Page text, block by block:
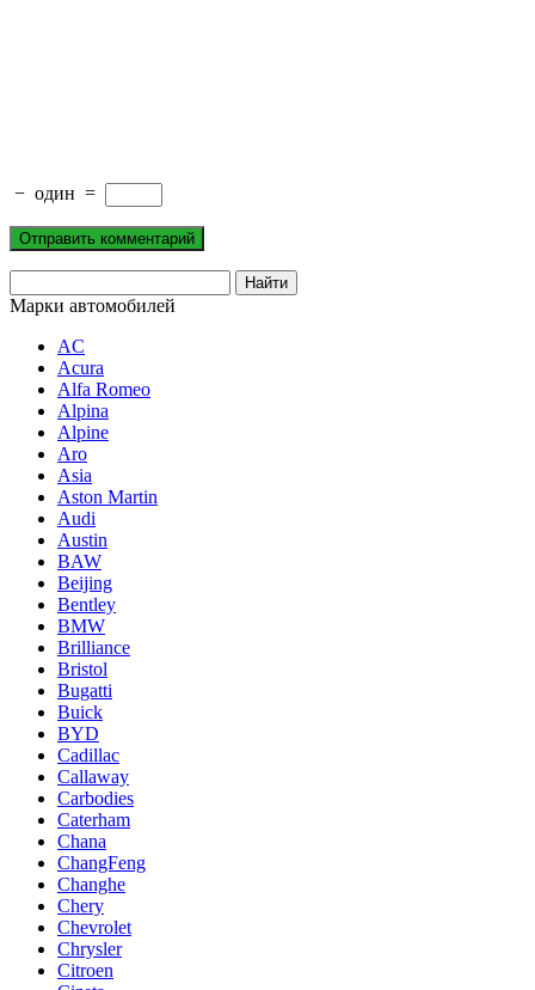
− один =
Марки автомобилей
AC
Acura
Alfa Romeo
Alpina
Alpine
Aro
Asia
Aston Martin
Audi
Austin
BAW
Beijing
Bentley
BMW
Brilliance
Bristol
Bugatti
Buick
BYD
Cadillac
Callaway
Carbodies
Caterham
Chana
ChangFeng
Changhe
Chery
Chevrolet
Chrysler
Citroen